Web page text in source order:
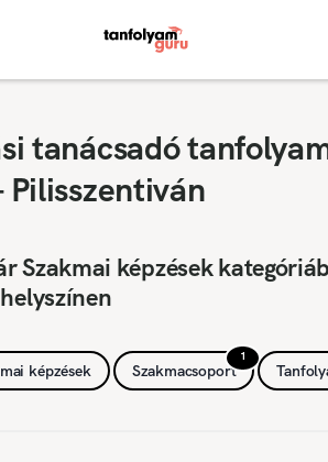
tanácsadó
Pilisszentiván
Szakmai képzések
képzések
1
Szakmacsoport